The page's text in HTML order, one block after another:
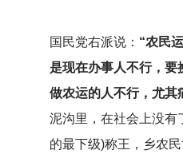
国民党右派说： “农民
是现在办事人不行，要
做农运的人不行，尤其
泥沟里，在社会上没有
的最下级)称王，乡农